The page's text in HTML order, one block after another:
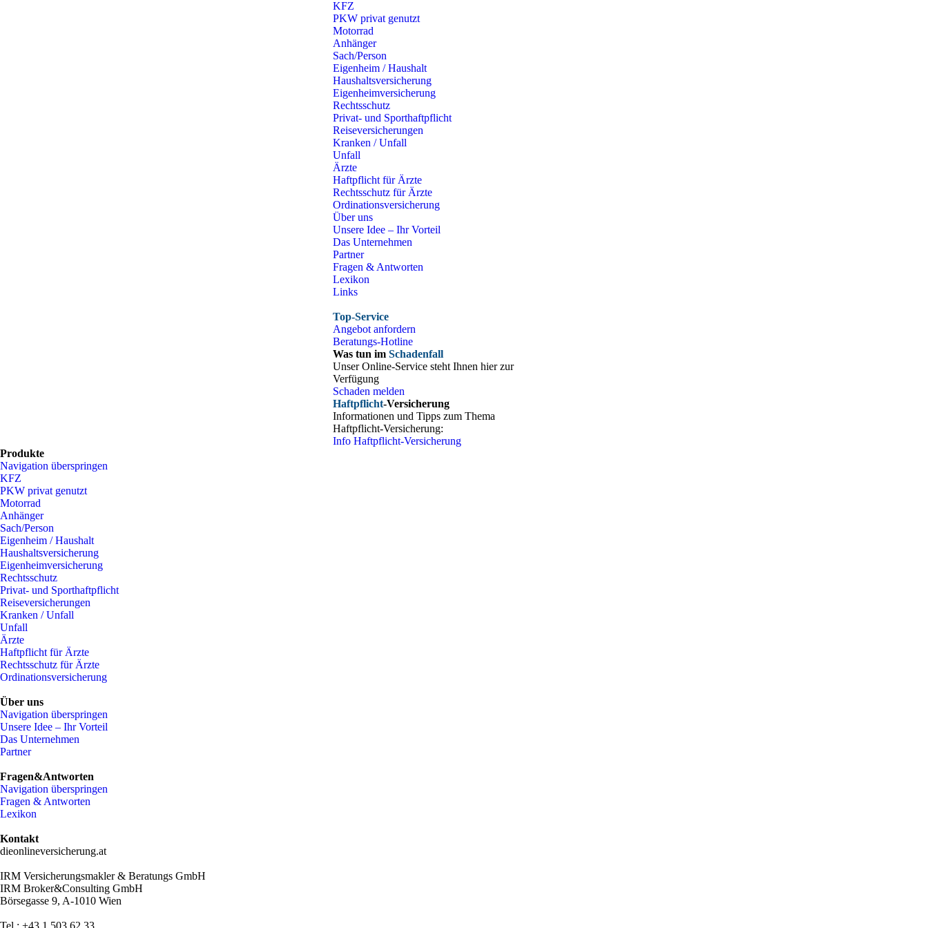
KFZ
PKW privat genutzt
Motorrad
Anhänger
Sach/Person
Eigenheim / Haushalt
Haushaltsversicherung
Eigenheimversicherung
Rechtsschutz
Privat- und Sporthaftpflicht
Reiseversicherungen
Kranken / Unfall
Unfall
Ärzte
Haftpflicht für Ärzte
Rechtsschutz für Ärzte
Ordinationsversicherung
Über uns
Unsere Idee – Ihr Vorteil
Das Unternehmen
Partner
Fragen & Antworten
Lexikon
Links
Top-Service
Angebot anfordern
Beratungs-Hotline
Was tun im Schadenfall
Unser Online-Service steht Ihnen hier zur
Verfügung
Schaden melden
Haftpflicht-Versicherung
Informationen und Tipps zum Thema
Haftpflicht-Versicherung:
Info Haftpflicht-Versicherung
Produkte
Navigation überspringen
KFZ
PKW privat genutzt
Motorrad
Anhänger
Sach/Person
Eigenheim / Haushalt
Haushaltsversicherung
Eigenheimversicherung
Rechtsschutz
Privat- und Sporthaftpflicht
Reiseversicherungen
Kranken / Unfall
Unfall
Ärzte
Haftpflicht für Ärzte
Rechtsschutz für Ärzte
Ordinationsversicherung
Über uns
Navigation überspringen
Unsere Idee – Ihr Vorteil
Das Unternehmen
Partner
Fragen&Antworten
Navigation überspringen
Fragen & Antworten
Lexikon
Kontakt
dieonlineversicherung.at
IRM Versicherungsmakler & Beratungs GmbH
IRM Broker&Consulting GmbH
Börsegasse 9, A-1010 Wien
Tel.: +43 1 503 62 33